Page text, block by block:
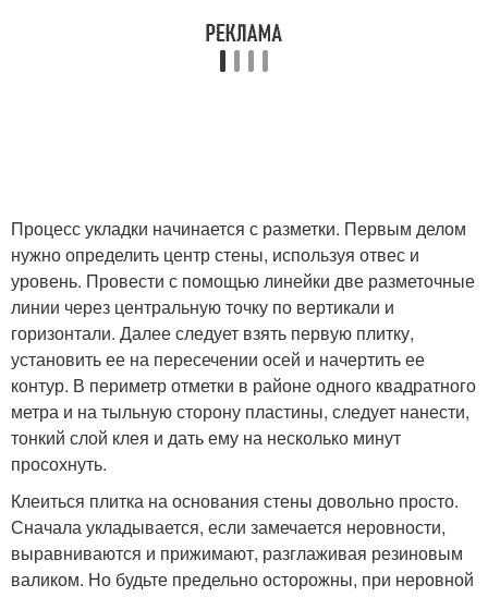
Процесс укладки начинается с разметки. Первым делом
нужно определить центр стены, используя отвес и
уровень. Провести с помощью линейки две разметочные
линии через центральную точку по вертикали и
горизонтали. Далее следует взять первую плитку,
установить ее на пересечении осей и начертить ее
контур. В периметр отметки в районе одного квадратного
метра и на тыльную сторону пластины, следует нанести,
тонкий слой клея и дать ему на несколько минут
просохнуть.
Клеиться плитка на основания стены довольно просто.
Сначала укладывается, если замечается неровности,
выравниваются и прижимают, разглаживая резиновым
валиком. Но будьте предельно осторожны, при неровной